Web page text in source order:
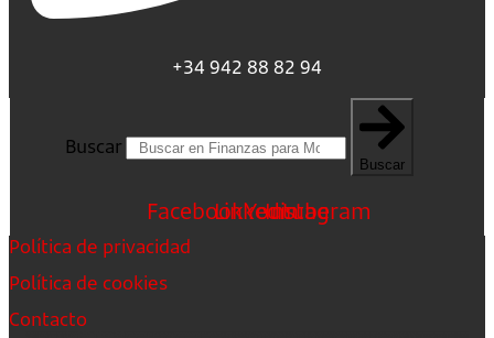
+34 942 88 82 94
Buscar
Buscar
FacebookLinkedin
Youtube
Instagram
Política de privacidad
Política de cookies
Contacto